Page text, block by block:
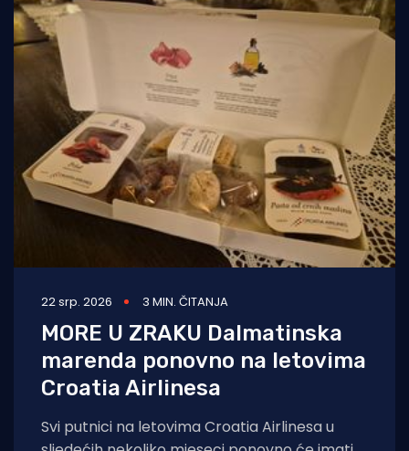
22 srp. 2026 3 MIN. ČITANJA
MORE U ZRAKU Dalmatinska
marenda ponovno na letovima
Croatia Airlinesa
Svi putnici na letovima Croatia Airlinesa u